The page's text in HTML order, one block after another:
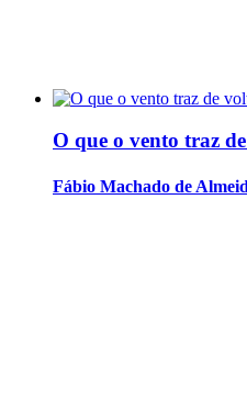
O que o vento traz
Fábio Machado de